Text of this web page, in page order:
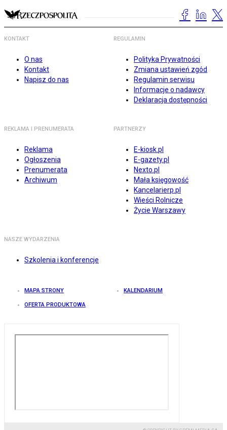
KONTAKT
O nas
Kontakt
Napisz do nas
REGULAMIN
Polityka Prywatności
Zmiana ustawień zgód
Regulamin serwisu
Informacje o nadawcy
Deklaracja dostępności
REKLAMA I PRENUMERATA
Reklama
Ogłoszenia
Prenumerata
Archiwum
PARTNERZY
E-kiosk.pl
E-gazety.pl
Nexto.pl
Mała księgowość
Kancelarierp.pl
Wieści Rolnicze
Życie Warszawy
NASZE WYDARZENIA
Szkolenia i konferencje
MAPA STRONY KALENDARIUM
OFERTA PRODUKTOWA